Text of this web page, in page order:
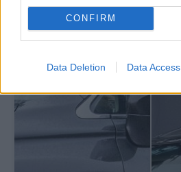
CONFIRM
Data Deletion Data Access